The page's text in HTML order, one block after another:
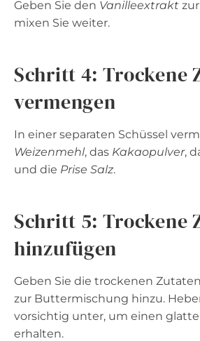
Geben Sie den Vanilleextrakt
mixen Sie weiter.
Schritt 4: Trockene
vermengen
In einer separaten Schüssel
Weizenmehl, das Kakaopulver,
und die Prise Salz.
Schritt 5: Trockene
hinzufügen
Geben Sie die trockenen
zur Buttermischung hinzu.
vorsichtig unter, um einen
erhalten.